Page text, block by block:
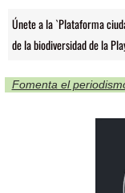
Únete a la `Plataforma
de la biodiversidad de la
Fomenta el